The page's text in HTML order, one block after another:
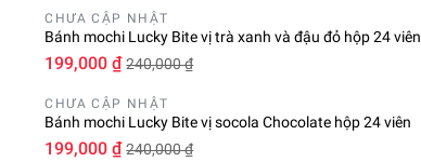
CHƯA CẬP NHẬT
Bánh mochi Lucky Bite vị trà xanh và đậu đỏ hộp 24 viên
199,000 ₫ 240,000 ₫
CHƯA CẬP NHẬT
Bánh mochi Lucky Bite vị socola Chocolate hộp 24 viên
199,000 ₫ 240,000 ₫